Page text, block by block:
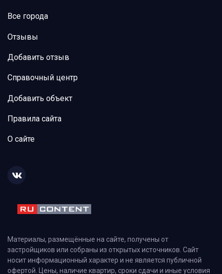
Все города
Отзывы
Добавить отзыв
Справочный центр
Добавить объект
Правила сайта
О сайте
Материалы, размещённые на сайте, получены от
застройщиков или собраны из открытых источников. Сайт
носит информационный характер и не является публичной
офертой. Цены, наличие квартир, сроки сдачи и иные условия